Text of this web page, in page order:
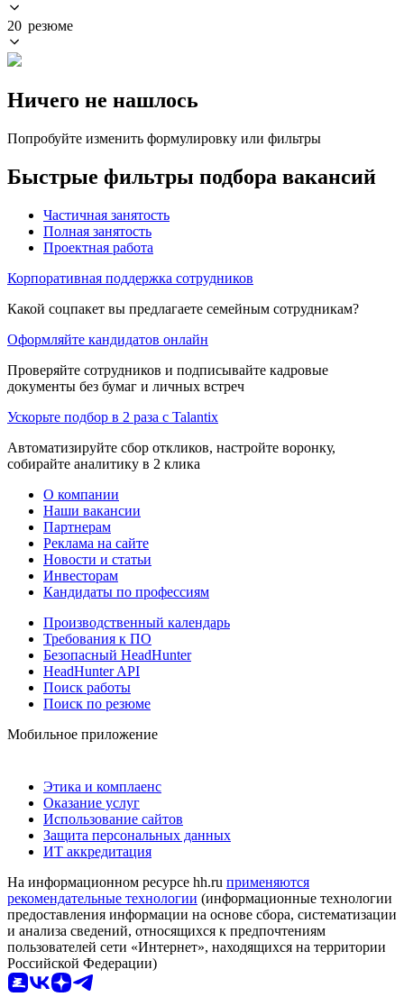
20 резюме
Ничего не нашлось
Попробуйте изменить формулировку или фильтры
Быстрые фильтры подбора вакансий
Частичная занятость
Полная занятость
Проектная работа
Корпоративная поддержка сотрудников
Какой соцпакет вы предлагаете семейным сотрудникам?
Оформляйте кандидатов онлайн
Проверяйте сотрудников и подписывайте кадровые
документы без бумаг и личных встреч
Ускорьте подбор в 2 раза с Talantix
Автоматизируйте сбор откликов, настройте воронку,
собирайте аналитику в 2 клика
О компании
Наши вакансии
Партнерам
Реклама на сайте
Новости и статьи
Инвесторам
Кандидаты по профессиям
Производственный календарь
Требования к ПО
Безопасный HeadHunter
HeadHunter API
Поиск работы
Поиск по резюме
Мобильное приложение
Этика и комплаенс
Оказание услуг
Использование сайтов
Защита персональных данных
ИТ аккредитация
На информационном ресурсе hh.ru применяются
рекомендательные технологии (информационные технологии
предоставления информации на основе сбора, систематизации
и анализа сведений, относящихся к предпочтениям
пользователей сети «Интернет», находящихся на территории
Российской Федерации)